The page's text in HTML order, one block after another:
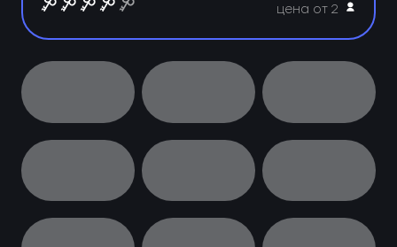
цена от 2